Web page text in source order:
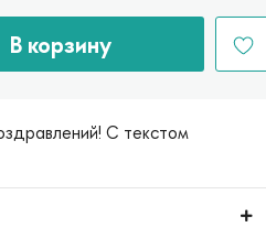
В корзину
С текстом